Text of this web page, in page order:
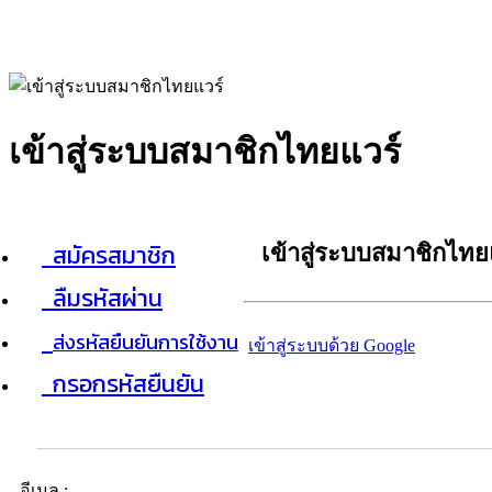
เข้าสู่ระบบสมาชิกไทยแวร์
สมัครสมาชิก
ลืมรหัสผ่าน
ส่งรหัสยืนยันการใช้งาน
กรอกรหัสยืนยัน
เข้าสู่ระบบสมาชิกไท
เข้าสู่ระบบด้วย Google